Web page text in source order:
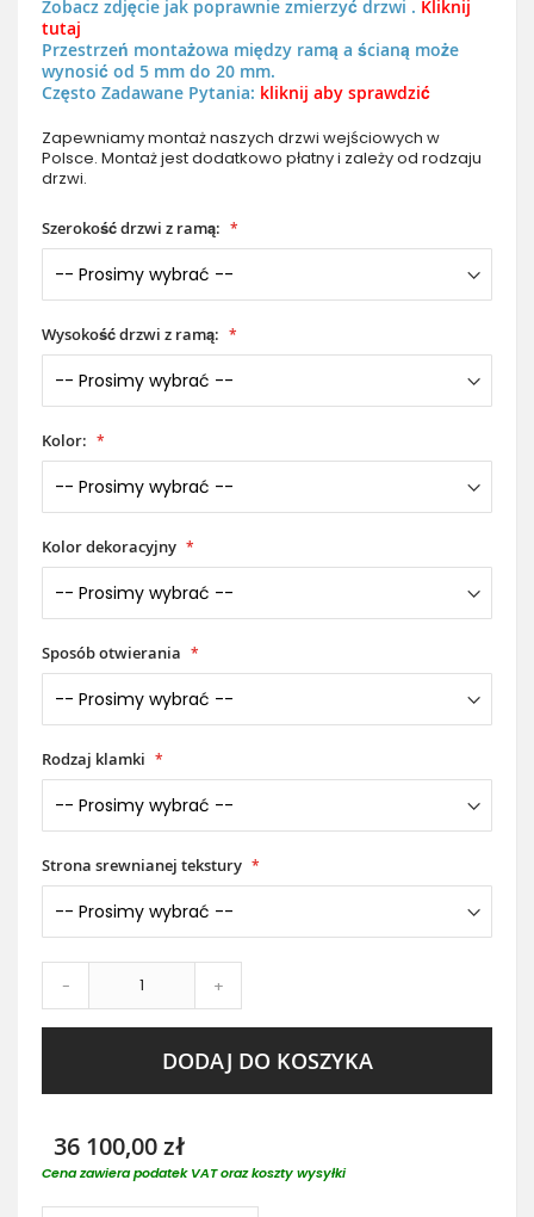
Zobacz zdjęcie jak poprawnie zmierzyć drzwi . Kliknij
tutaj
Przestrzeń montażowa między ramą a ścianą może
wynosić od 5 mm do 20 mm.
Często Zadawane Pytania: kliknij aby sprawdzić
Zapewniamy montaż naszych drzwi wejściowych w
Polsce. Montaż jest dodatkowo płatny i zależy od rodzaju
drzwi.
Szerokość drzwi z ramą:
Wysokość drzwi z ramą:
Kolor:
Kolor dekoracyjny
Sposób otwierania
Rodzaj klamki
Strona srewnianej tekstury
- +
DODAJ DO KOSZYKA
36 100,00 zł
Cena zawiera podatek VAT oraz koszty wysyłki